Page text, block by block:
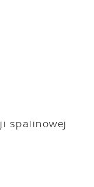
spalinowej